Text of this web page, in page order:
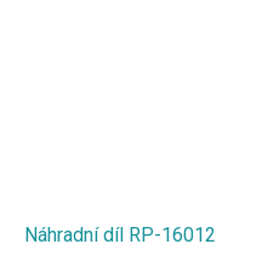
Náhradní díl RP-16012